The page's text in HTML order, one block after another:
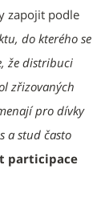
zapojit podle
do kterého se
že distribuci
zřizovaných
pro dívky
a stud často
participace